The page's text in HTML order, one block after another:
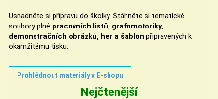
Usnadněte si přípravu do školky. Stáhněte si tematické
soubory plné pracovních listů, grafomotoriky,
demonstračních obrázků, her a šablon připravených k
okamžitému tisku.
Prohlédnout materiály v E-shopu
Nejčtenější